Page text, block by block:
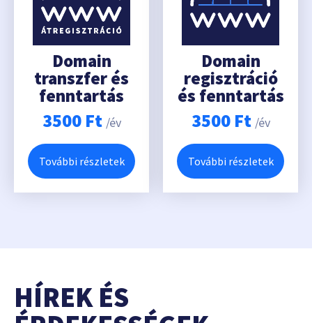
Domain
transzfer és
fenntartás
3500 Ft /év
További részletek
Domain
regisztráció
és fenntartás
3500 Ft /év
További részletek
HÍREK ÉS